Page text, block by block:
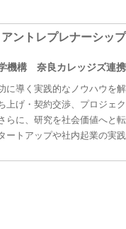
ントレプレナーシップ
構 奈良カレッジズ連
導く実践的なノウハウを
上げ・契約交渉、プロジェ
らに、研究を社会価値へと
ートアップや社内起業の実